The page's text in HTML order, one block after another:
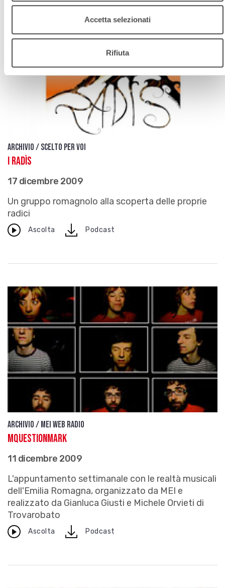
Accetta selezionati
Rifiuta
Archivio / Scelto per voi
I Radìs
17 dicembre 2009
Un gruppo romagnolo alla scoperta delle proprie
radici
Ascolta downloadPodcast
Archivio / Mei Web Radio
Mquestionmark
11 dicembre 2009
L'appuntamento settimanale con le realtà musicali
dell'Emilia Romagna, organizzato da MEI e
realizzato da Gianluca Giusti e Michele Orvieti di
Trovarobato
Ascolta downloadPodcast